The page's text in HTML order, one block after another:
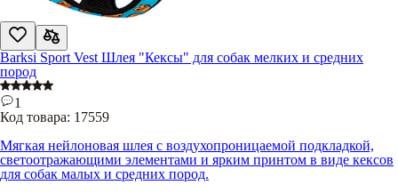
Barksi Sport Vest Шлея "Кексы" для собак мелких и средних
пород
1
Код товара: 17559
Мягкая нейлоновая шлея с воздухопроницаемой подкладкой,
светоотражающими элементами и ярким принтом в виде кексов
для собак малых и средних пород.